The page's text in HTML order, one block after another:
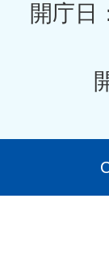
開庁日